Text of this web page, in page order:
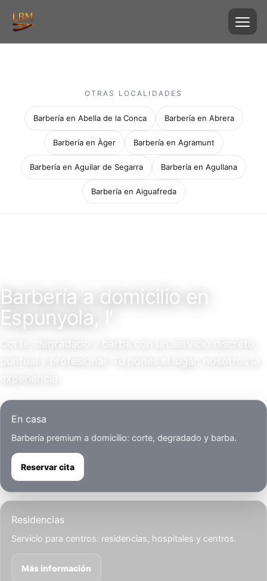
OTRAS LOCALIDADES
Barbería en Abella de la Conca Barbería en Abrera
Barbería en Àger Barbería en Agramunt
Barbería en Aguilar de Segarra Barbería en Agullana
Barbería en Aiguafreda
Barbería a domicilio en
Espunyola, l'
Corte, degradado y barba con un servicio discreto,
puntual y profesional. Tú pones el lugar, nosotros la
En casa
Barbería premium a domicilio: corte, degradado y barba.
Reservar cita
Residencias
Servicio para centros: residencias, hospitales y centros.
Más información